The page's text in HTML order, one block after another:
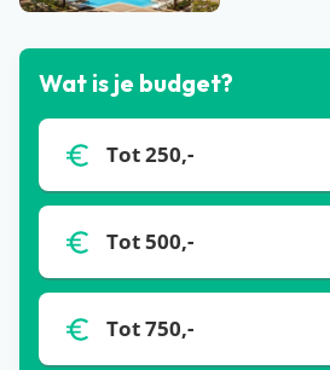
Wat is je budget?
Tot 250,-
Tot 500,-
Tot 750,-